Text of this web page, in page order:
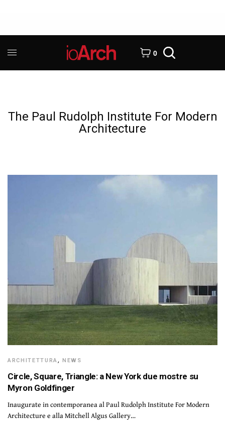
0
The Paul Rudolph Institute For Modern
Architecture
ARCHITETTURA,NEWS
Circle, Square, Triangle: a New York due mostre su
Myron Goldfinger
Inaugurate in contemporanea al Paul Rudolph Institute For Modern
Architecture e alla Mitchell Algus Gallery…